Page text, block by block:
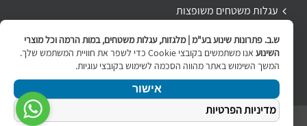
עגלות משטחים משופצות
תיקון ושיפוץ עגלת משטחים
ש.ב. פתרונות שינוע בע"מ | מלגזות, עגלות משטחים, במות הרמה וכל מוצרי
השינוע
אנו משתמשים בקובצי Cookie כדי לשפר את חוויית המשתמש שלך.
המשך השימוש באתר מהווה הסכמה לשימוש בקובצי עוגיות.
אישור
מדיניות הפרטיות
ניווט